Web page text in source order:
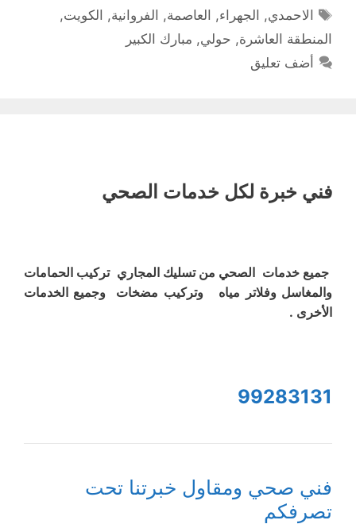
الوسوم
الاحمدي, الجهراء, العاصمة, الفروانية, الكويت,
المنطقة العاشرة, حولي, مبارك الكبير
أضف تعليق
فني خبرة لكل خدمات الصحي
جميع خدمات الصحي من تسليك المجاري تركيب الحمامات
والمغاسل وفلاتر مياه وتركيب مضخات وجميع الخدمات
الأخرى .
99283131
فني صحي ومقاول خبرتنا تحت
تصرفكم